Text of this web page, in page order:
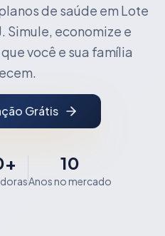
de saúde em Lote
Simule, economize e
você e sua família
Grátis
10
Anos no mercado